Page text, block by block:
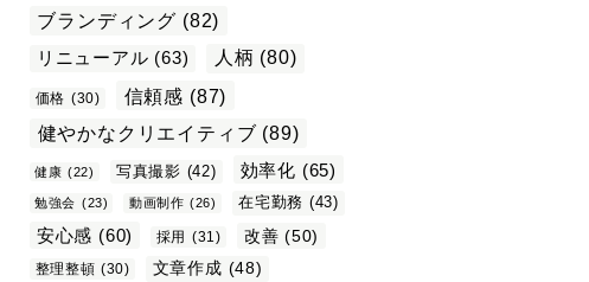
ブランディング (82)
リニューアル (63) 人柄 (80)
価格 (30) 信頼感 (87)
健やかなクリエイティブ (89)
健康 (22) 写真撮影 (42) 効率化 (65)
勉強会 (23) 動画制作 (26) 在宅勤務 (43)
安心感 (60) 採用 (31) 改善 (50)
整理整頓 (30) 文章作成 (48)